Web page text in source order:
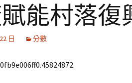
能村落復
日 分數